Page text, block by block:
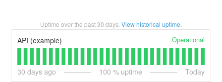
Uptime over the past30 days. View historical uptime.
API (example) Operational
30 days ago 100 % uptime Today